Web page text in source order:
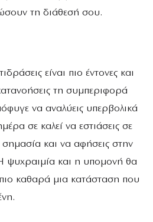
τη διάθεσή σου.
είναι πιο έντονες και
τη συμπεριφορά
να αναλύεις υπερβολικά
σε καλεί να εστιάσεις σε
και να αφήσεις στην
ψυχραιμία και η υπομονή θα
καθαρά μια κατάσταση που